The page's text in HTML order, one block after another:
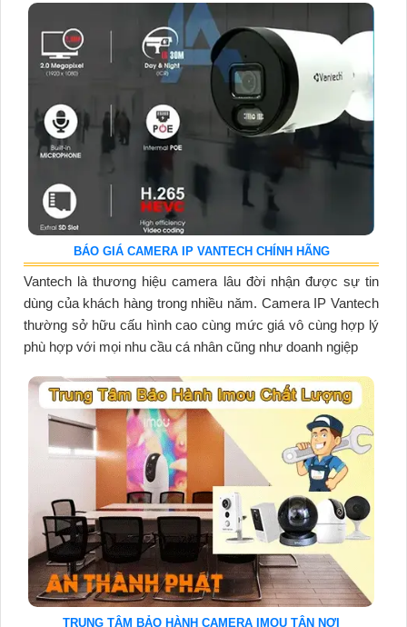
BÁO GIÁ CAMERA IP VANTECH CHÍNH HÃNG
Vantech là thương hiệu camera lâu đời nhận được sự tin
dùng của khách hàng trong nhiều năm. Camera IP Vantech
thường sở hữu cấu hình cao cùng mức giá vô cùng hợp lý
phù hợp với mọi nhu cầu cá nhân cũng như doanh ngiệp
TRUNG TÂM BẢO HÀNH CAMERA IMOU TẬN NƠI